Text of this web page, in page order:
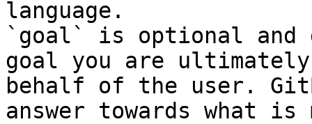
language.
`goal` is optional and
goal you are
behalf of the user.
answer towards what